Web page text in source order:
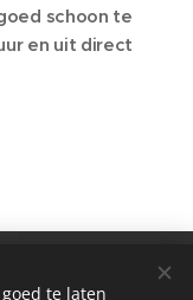
schoon te
en uit direct
Meerte laten